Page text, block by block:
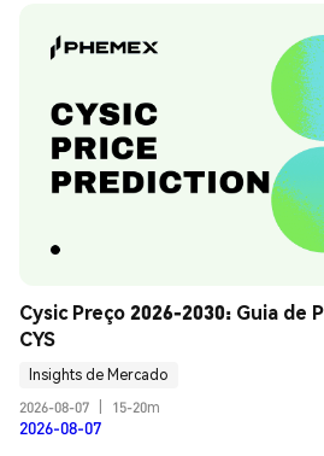
Cysic Preço 2026-2030: Guia de
CYS
Insights de Mercado
2026-08-07
15-20m
2026-08-07